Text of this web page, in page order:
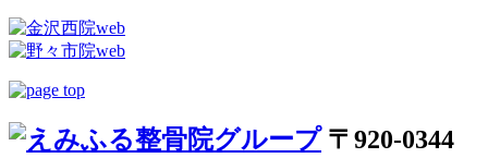
〒920-0344